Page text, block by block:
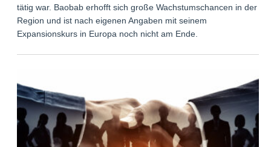
tätig war. Baobab erhofft sich große Wachstumschancen in der
Region und ist nach eigenen Angaben mit seinem
Expansionskurs in Europa noch nicht am Ende.